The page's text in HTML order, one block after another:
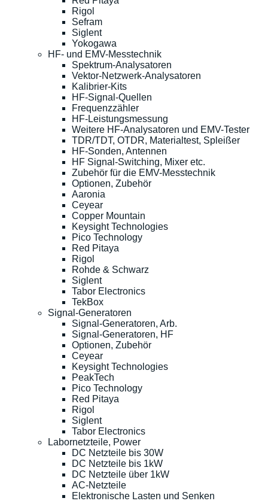
Rigol
Sefram
Siglent
Yokogawa
HF- und EMV-Messtechnik
Spektrum-Analysatoren
Vektor-Netzwerk-Analysatoren
Kalibrier-Kits
HF-Signal-Quellen
Frequenzzähler
HF-Leistungsmessung
Weitere HF-Analysatoren und EMV-Tester
TDR/TDT, OTDR, Materialtest, Spleißer
HF-Sonden, Antennen
HF Signal-Switching, Mixer etc.
Zubehör für die EMV-Messtechnik
Optionen, Zubehör
Aaronia
Ceyear
Copper Mountain
Keysight Technologies
Pico Technology
Red Pitaya
Rigol
Rohde & Schwarz
Siglent
Tabor Electronics
TekBox
Signal-Generatoren
Signal-Generatoren, Arb.
Signal-Generatoren, HF
Optionen, Zubehör
Ceyear
Keysight Technologies
PeakTech
Pico Technology
Red Pitaya
Rigol
Siglent
Tabor Electronics
Labornetzteile, Power
DC Netzteile bis 30W
DC Netzteile bis 1kW
DC Netzteile über 1kW
AC-Netzteile
Elektronische Lasten und Senken